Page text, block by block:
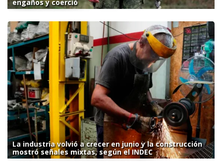
engaños y coerció
La industria volvió a crecer en junio y la construcción
mostró señales mixtas, según el INDEC